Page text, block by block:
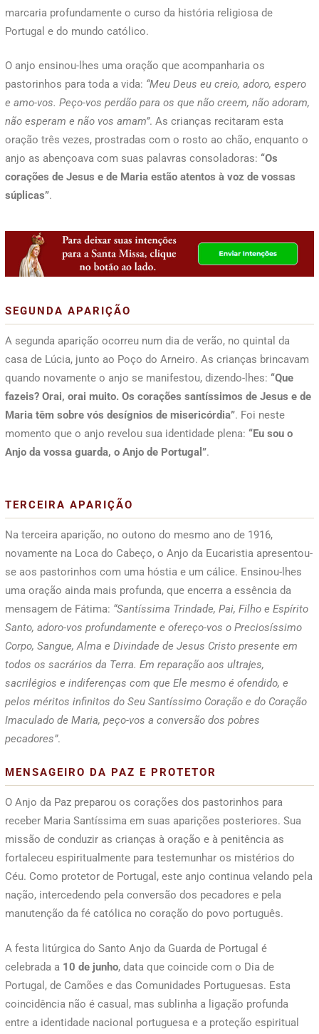
marcaria profundamente o curso da história religiosa de
Portugal e do mundo católico.
O anjo ensinou-lhes uma oração que acompanharia os
pastorinhos para toda a vida: “Meu Deus eu creio, adoro, espero
e amo-vos. Peço-vos perdão para os que não creem, não adoram,
não esperam e não vos amam”. As crianças recitaram esta
oração três vezes, prostradas com o rosto ao chão, enquanto o
anjo as abençoava com suas palavras consoladoras: “Os
corações de Jesus e de Maria estão atentos à voz de vossas
súplicas”.
SEGUNDA APARIÇÃO
A segunda aparição ocorreu num dia de verão, no quintal da
casa de Lúcia, junto ao Poço do Arneiro. As crianças brincavam
quando novamente o anjo se manifestou, dizendo-lhes: “Que
fazeis? Orai, orai muito. Os corações santíssimos de Jesus e de
Maria têm sobre vós desígnios de misericórdia”. Foi neste
momento que o anjo revelou sua identidade plena: “Eu sou o
Anjo da vossa guarda, o Anjo de Portugal”.
TERCEIRA APARIÇÃO
Na terceira aparição, no outono do mesmo ano de 1916,
novamente na Loca do Cabeço, o Anjo da Eucaristia apresentou-
se aos pastorinhos com uma hóstia e um cálice. Ensinou-lhes
uma oração ainda mais profunda, que encerra a essência da
mensagem de Fátima: “Santíssima Trindade, Pai, Filho e Espírito
Santo, adoro-vos profundamente e ofereço-vos o Preciosíssimo
Corpo, Sangue, Alma e Divindade de Jesus Cristo presente em
todos os sacrários da Terra. Em reparação aos ultrajes,
sacrilégios e indiferenças com que Ele mesmo é ofendido, e
pelos méritos infinitos do Seu Santíssimo Coração e do Coração
Imaculado de Maria, peço-vos a conversão dos pobres
pecadores”.
MENSAGEIRO DA PAZ E PROTETOR
O Anjo da Paz preparou os corações dos pastorinhos para
receber Maria Santíssima em suas aparições posteriores. Sua
missão de conduzir as crianças à oração e à penitência as
fortaleceu espiritualmente para testemunhar os mistérios do
Céu. Como protetor de Portugal, este anjo continua velando pela
nação, intercedendo pela conversão dos pecadores e pela
manutenção da fé católica no coração do povo português.
A festa litúrgica do Santo Anjo da Guarda de Portugal é
celebrada a 10 de junho, data que coincide com o Dia de
Portugal, de Camões e das Comunidades Portuguesas. Esta
coincidência não é casual, mas sublinha a ligação profunda
entre a identidade nacional portuguesa e a proteção espiritual